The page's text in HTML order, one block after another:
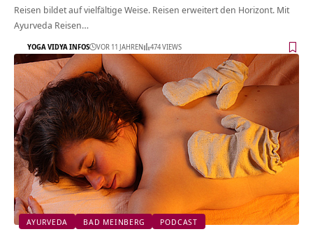
Reisen bildet auf vielfältige Weise. Reisen erweitert den Horizont. Mit
Ayurveda Reisen…
YOGA VIDYA INFOS VOR 11 JAHREN 474 VIEWS
AYURVEDA BAD MEINBERG PODCAST